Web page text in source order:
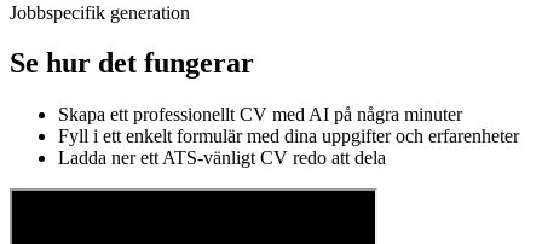
Jobbspecifik generation
Se hur det fungerar
Skapa ett professionellt CV med AI på några minuter
Fyll i ett enkelt formulär med dina uppgifter och erfarenheter
Ladda ner ett ATS-vänligt CV redo att dela